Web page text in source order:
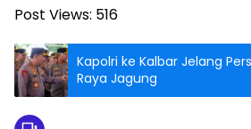
Post Views: 516
Kapolri ke Kalbar Jelang
Raya Jagung